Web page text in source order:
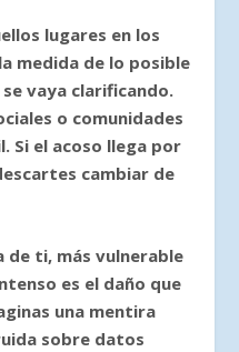
lugares en los
medida de lo posible
vaya clarificando.
o comunidades
Si el acoso llega por
cambiar de
de ti, más vulnerable
es el daño que
una mentira
sobre datos